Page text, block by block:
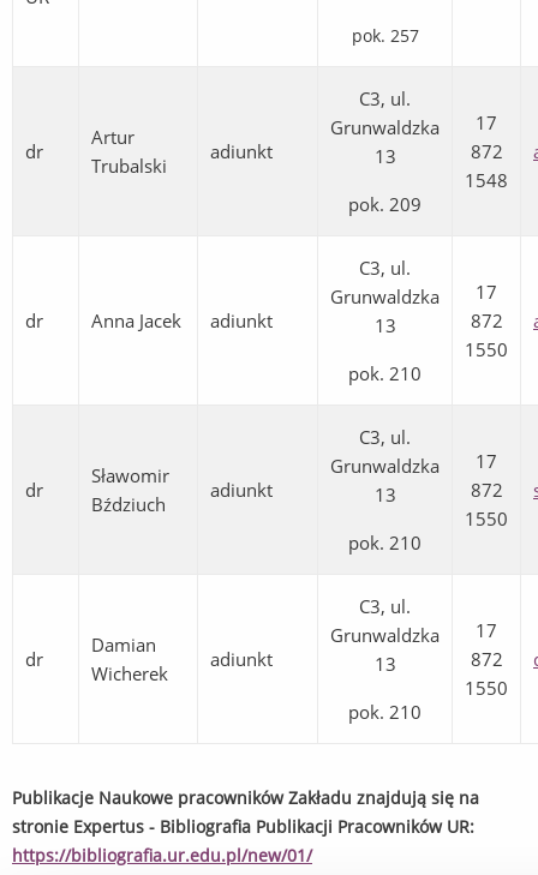
pok. 257
dr
Artur
Trubalski
adiunkt
C3, ul.
Grunwaldzka
13
pok. 209
17
872
1548
dr Anna Jacek adiunkt
C3, ul.
Grunwaldzka
13
pok. 210
17
872
1550
dr
Sławomir
Bździuch
adiunkt
C3, ul.
Grunwaldzka
13
pok. 210
17
872
1550
dr
Damian
Wicherek
adiunkt
C3, ul.
Grunwaldzka
13
pok. 210
17
872
1550
Publikacje Naukowe pracowników Zakładu znajdują się na
stronie Expertus - Bibliografia Publikacji Pracowników UR:
https://bibliografia.ur.edu.pl/new/01/